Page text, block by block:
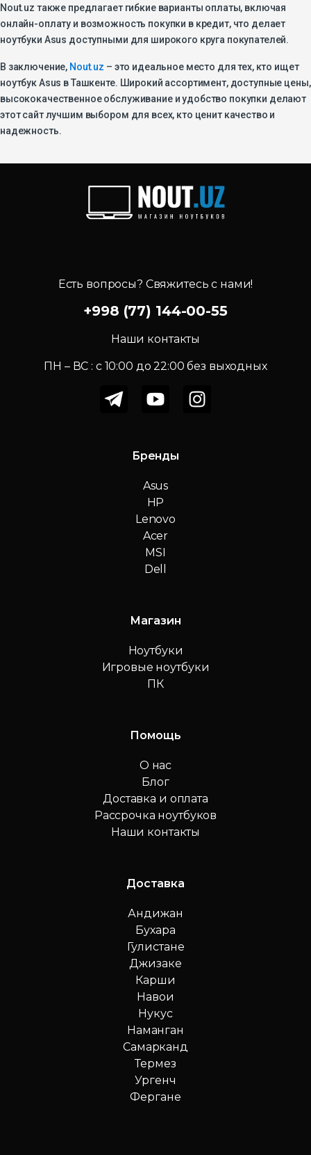
Nout.uz также предлагает гибкие варианты оплаты, включая
онлайн-оплату и возможность покупки в кредит, что делает
ноутбуки Asus доступными для широкого круга покупателей.
В заключение, Nout.uz – это идеальное место для тех, кто ищет
ноутбук Asus в Ташкенте. Широкий ассортимент, доступные цены,
высококачественное обслуживание и удобство покупки делают
этот сайт лучшим выбором для всех, кто ценит качество и
надежность.
Есть вопросы? Свяжитесь с нами!
+998 (77) 144-00-55
Наши контакты
ПН – ВС : c 10:00 до 22:00 без выходных
Бренды
Asus
HP
Lenovo
Acer
MSI
Dell
Магазин
Ноутбуки
Игровые ноутбуки
ПК
Помощь
О нас
Блог
Доставка и оплата
Рассрочка ноутбуков
Наши контакты
Доставка
Андижан
Бухара
Гулистане
Джизаке
Карши
Навои
Нукус
Наманган
Самарканд
Термез
Ургенч
Фергане